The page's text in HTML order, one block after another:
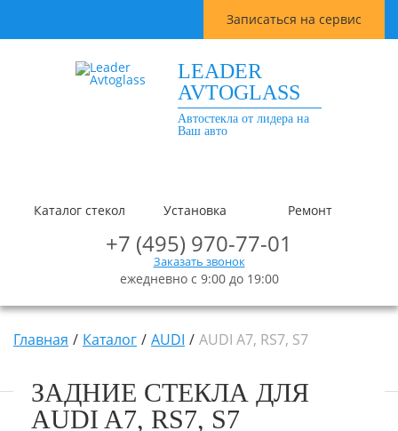
Записаться на сервис
LEADER
AVTOGLASS
Автостекла от лидера на
Ваш авто
Каталог стекол Установка Ремонт
+7 (495) 970-77-01
Заказать звонок
ежедневно с 9:00 до 19:00
Главная Каталог AUDI AUDI A7, RS7, S7
ЗАДНИЕ СТЕКЛА ДЛЯ
AUDI A7, RS7, S7